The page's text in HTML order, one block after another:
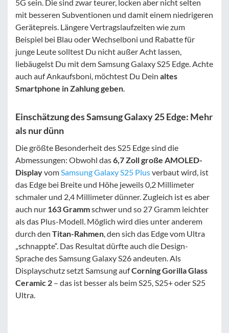
5G sein. Die sind zwar teurer, locken aber nicht selten
mit besseren Subventionen und damit einem niedrigeren
Gerätepreis. Längere Vertragslaufzeiten wie zum
Beispiel bei Blau oder Wechselboni und Rabatte für
junge Leute solltest Du nicht außer Acht lassen,
liebäugelst Du mit dem Samsung Galaxy S25 Edge. Achte
auch auf Ankaufsboni, möchtest Du Dein altes
Smartphone in Zahlung geben.
Einschätzung des Samsung Galaxy 25 Edge: Mehr
als nur dünn
Die größte Besonderheit des S25 Edge sind die
Abmessungen: Obwohl das6,7 Zoll große AMOLED-
DisplayvomSamsung Galaxy S25 Plusverbaut wird, ist
das Edge bei Breite und Höhe jeweils 0,2 Millimeter
schmaler und 2,4 Millimeter dünner. Zugleich ist es aber
auch nur 163 Grammschwer und so 27 Gramm leichter
als das Plus-Modell. Möglich wird dies unter anderem
durch den Titan-Rahmen, den sich das Edge vom Ultra
„schnappte“. Das Resultat dürfte auch die Design-
Sprache des Samsung Galaxy S26 andeuten. Als
Displayschutz setzt Samsung aufCorning Gorilla Glass
Ceramic 2 – das ist besser als beim S25, S25+ oder S25
Ultra.